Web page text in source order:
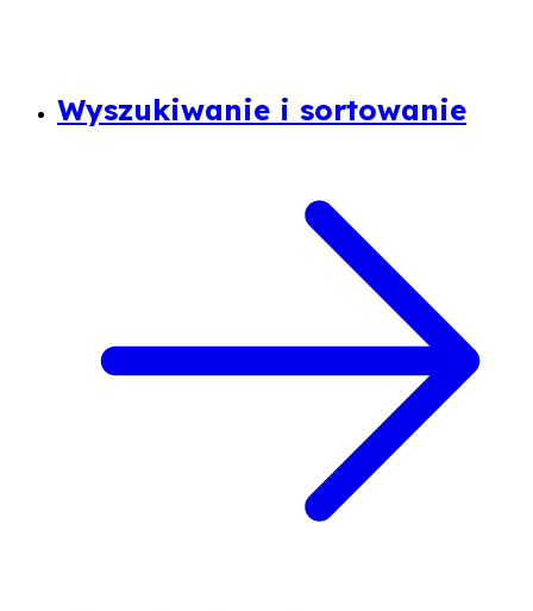
Wyszukiwanie i sortowanie